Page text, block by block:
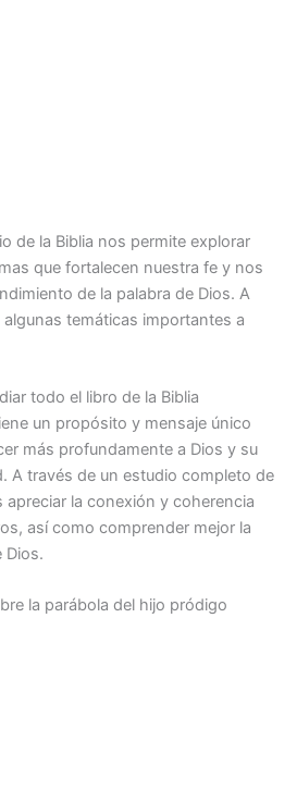
de la Biblia nos permite explorar
que fortalecen nuestra fe y nos
de la palabra de Dios. A
temáticas importantes a
todo el libro de la Biblia
un propósito y mensaje único
más profundamente a Dios y su
A través de un estudio completo de
apreciar la conexión y coherencia
así como comprender mejor la
Dios.
la parábola del hijo pródigo